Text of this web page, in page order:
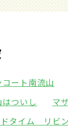
ート南流山
ついし マ
ドタイム リビ